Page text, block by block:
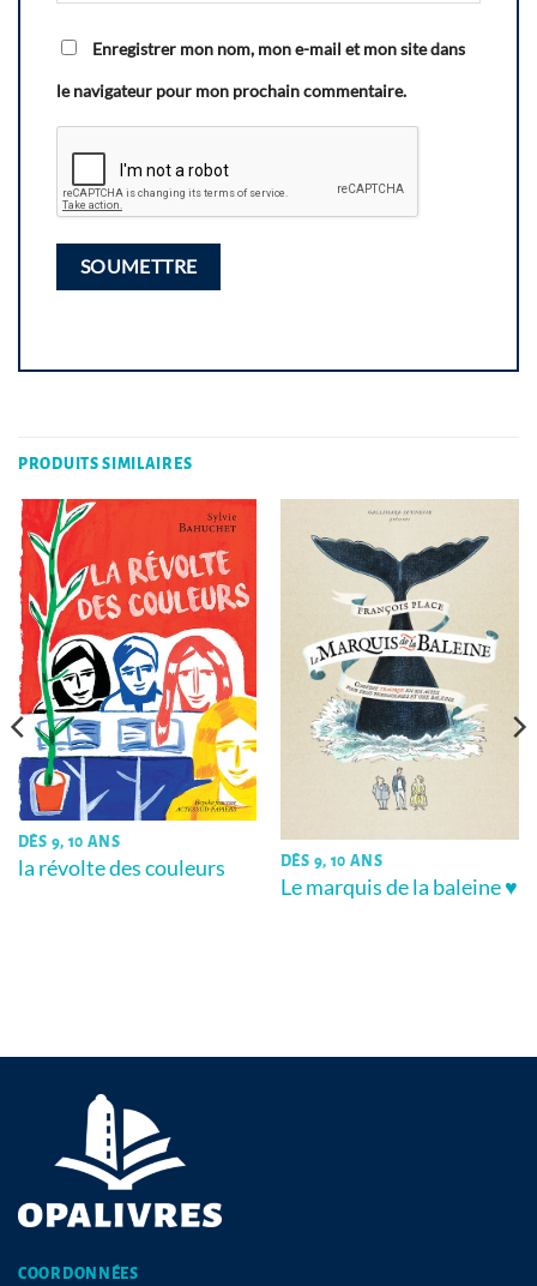
Enregistrer mon nom, mon e-mail et mon site dans
le navigateur pour mon prochain commentaire.
PRODUITS SIMILAIRES
DÈS 9, 10 ANS
la révolte des couleurs DÈS 9, 10 ANS
Le marquis de la baleine ♥
COORDONNÉES